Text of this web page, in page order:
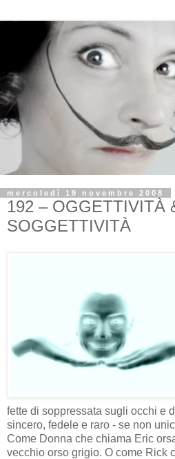
mercoledì 19 novembre 2008
192 – OGGETTIVITÀ
SOGGETTIVITÀ
fette di soppressata sugli occhi e
sincero, fedele e raro - se non
Come Donna che chiama Eric
vecchio orso grigio. O come Rick